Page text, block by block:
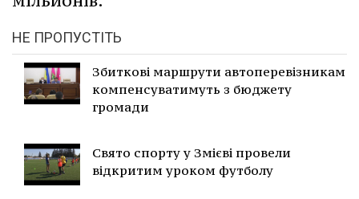
НЕ ПРОПУСТІТЬ
Збиткові маршрути автоперевізникам
компенсуватимуть з бюджету
громади
Свято спорту у Змієві провели
відкритим уроком футболу